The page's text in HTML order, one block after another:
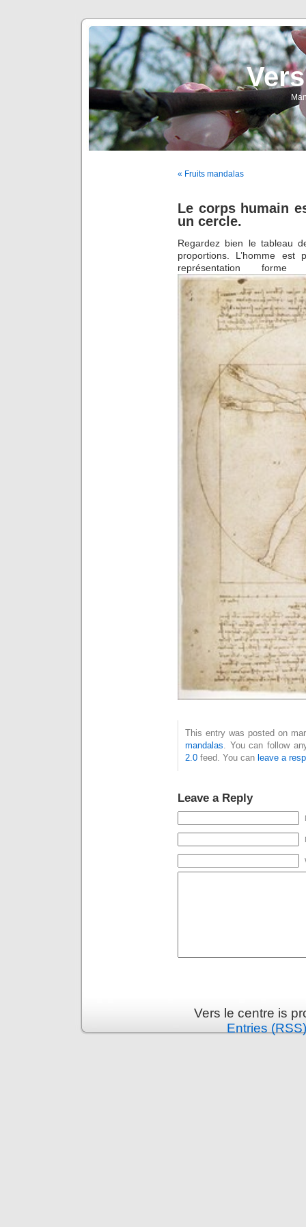
« Fruits mandalas
Le corps humain
un cercle.
Regardez bien le tableau
proportions. L’homme
représentation
This entry was posted on
mandalas. You can follow
2.0 feed. You can leave a
Leave a Reply
Vers le centre is
Entries (RSS)